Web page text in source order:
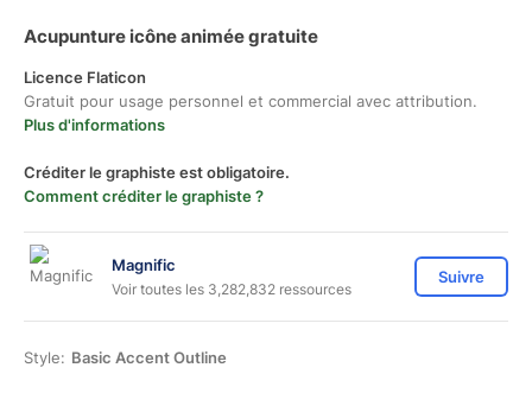
Acupunture icône animée gratuite
Licence Flaticon
Gratuit pour usage personnel et commercial avec attribution.
Plus d'informations
Créditer le graphiste est obligatoire.
Comment créditer le graphiste ?
Magnific
Voir toutes les 3,282,832 ressources
Suivre
Style: Basic Accent Outline